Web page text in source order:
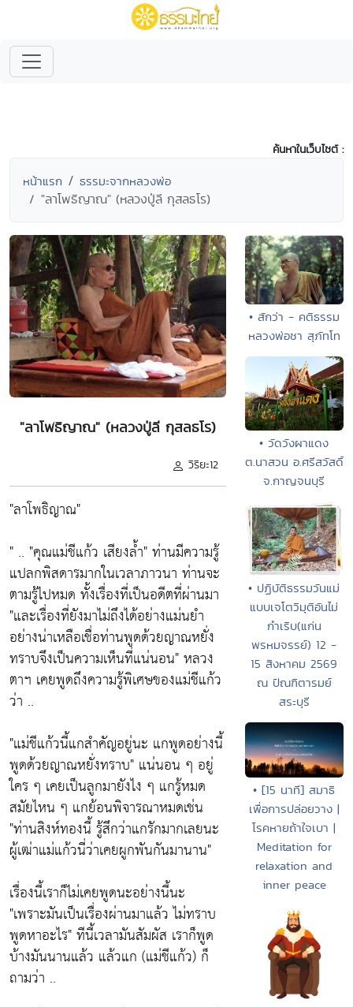
ค้นหาในเว็บไซต์ :
หน้าแรก ธรรมะจากหลวงพ่อ
"ลาโพธิญาณ" (หลวงปู่ลี กุสลธโร)
"ลาโพธิญาณ" (หลวงปู่ลี กุสลธโร)
วิริยะ12
"ลาโพธิญาณ"
" .. "คุณแม่ชีแก้ว เสียงล้ำ" ท่านมีความรู้
แปลกพิสดารมากในเวลาภาวนา ท่านจะ
ตามรู้ไปหมด ทั้งเรื่องที่เป็นอดีตที่ผ่านมา
"และเรื่องที่ยังมาไม่ถึงได้อย่างแม่นยำ
อย่างน่าเหลือเชื่อท่านพูดด้วยญาณหยั่ง
ทราบจึงเป็นความเห็นที่แน่นอน" หลวง
ตาฯ เคยพูดถึงความรู้พิเศษของแม่ชีแก้ว
ว่า ..
"แม่ชีแก้วนี้แกสำคัญอยู่นะ แกพูดอย่างนี้
พูดด้วยญาณหยั่งทราบ" แน่นอน ๆ อยู่
ใคร ๆ เคยเป็นลูกมายังไง ๆ แกรู้หมด
สมัยไหน ๆ แกย้อนพิจารณาหมดเช่น
"ท่านสิงห์ทองนี้ รู้สึกว่าแกรักมากเลยนะ
ผู้เฒ่าแม่แก้วนี่ว่าเคยผูกพันกันมานาน"
เรื่องนี้เราก็ไม่เคยพูดนะอย่างนี้นะ
"เพราะมันเป็นเรื่องผ่านมาแล้ว ไม่ทราบ
พูดหาอะไร" ทีนี้เวลามันสัมผัส เราก็พูด
บ้างมันนานแล้ว แล้วแก (แม่ชีแก้ว) ก็
ถามว่า ..
• สักว่า - คติธรรม
หลวงพ่อชา สุภัทโท
• วัดวังผาแดง
ต.นาสวน อ.ศรีสวัสดิ์
จ.กาญจนบุรี
• ปฏิบัติธรรมวันแม่
แบบเจโตวิมุติอันไม่
กำเริบ(แก่น
พรหมจรรย์) 12 -
15 สิงหาคม 2569
ณ ปัณฑิตารมย์
สระบุรี
• [15 นาที] สมาธิ
เพื่อการปล่อยวาง |
โรคหายถ้าใจเบา |
Meditation for
relaxation and
inner peace